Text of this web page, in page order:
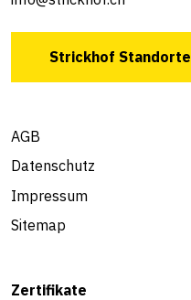
Strickhof Standorte
AGB
Datenschutz
Impressum
Sitemap
Zertifikate